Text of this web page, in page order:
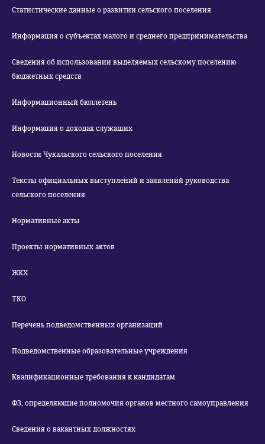
Статистические данные о развитии сельского поселения
Информация о субъектах малого и среднего предпринимательства
Сведения об использовании выделяемых сельскому поселению
бюджетных средств
Информационный бюллетень
Информация о доходах служащих
Новости Чукальского сельского поселения
Тексты официальных выступлений и заявлений руководства
сельского поселения
Нормативные акты
Проекты нормативных актов
ЖКХ
ТКО
Перечень подведомственных организаций
Подведомственные образовательные учреждения
Квалификационные требования к кандидатам
ФЗ, определяющие полномочия органов местного самоуправления
Сведения о вакантных должностях